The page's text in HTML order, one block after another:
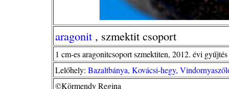
aragonit , szmektit csoport
1 cm-es aragonitcsoport szmektiten, 2012. évi gyűjtés
Lelőhely: Bazaltbánya, Kovácsi-hegy,
©Körmendy Regina